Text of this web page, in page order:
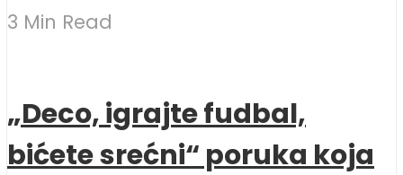
3 Min Read
„Deco, igrajte fudbal,
bićete srećni“ poruka koja